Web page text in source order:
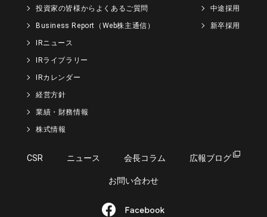
投資家の皆様からよくあるご質問
Business Report（Web株主通信）
IRニュース
IRライブラリー
IRカレンダー
経営方針
業績・財務情報
株式情報
中途採用
新卒採用
CSR ニュース 会長コラム 広報ブログ
お問い合わせ